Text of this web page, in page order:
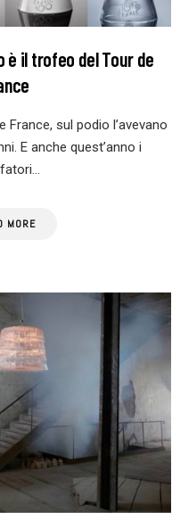
è il trofeo del Tour de
sul podio l’avevano
E anche quest’anno i
MORE